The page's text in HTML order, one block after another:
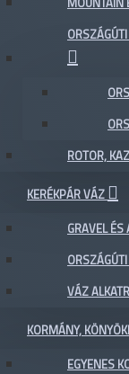
ROTOR,
KERÉKPÁR VÁZ
GRAVEL
VÁZ
KORMÁNY,
EGYENES